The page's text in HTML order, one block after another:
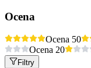
Ocena
Ocena 50
Ocena 20
Filtry